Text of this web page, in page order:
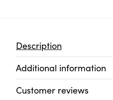
Description
Additional information
Customer reviews